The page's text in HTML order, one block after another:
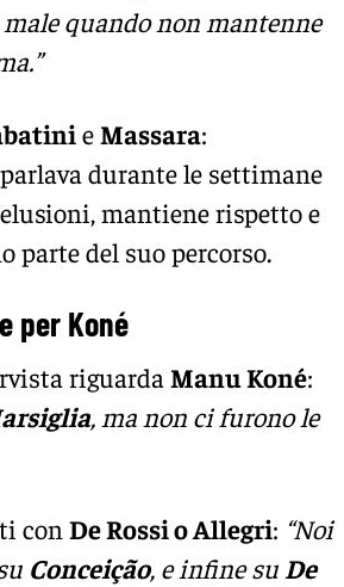
male quando non mantenne
e Massara:
durante le settimane
mantiene rispetto e
parte del suo percorso.
per Koné
riguarda Manu Koné:
, ma non ci furono le
con De Rossi o Allegri: “Noi
Conceição, e infine su De